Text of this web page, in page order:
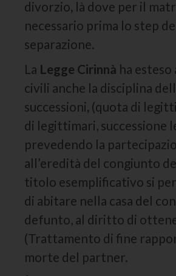
divorzio, là dove per il
necessario prima lo step
separazione.
La Legge Cirinnà ha
civili anche la disciplina
successioni, (quota di
di legittimari, successione
prevedendo la
all’eredità del congiunto
titolo esemplificativo si
di abitare nella casa del
defunto, al diritto di
(Trattamento di fine
morte del partner.